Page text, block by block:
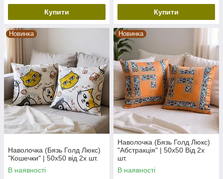
Купити Купити
Новинка
Наволочка (Бязь Голд Люкс)
"Кошечки" | 50х50 від 2х шт.
В наявності
Новинка
Наволочка (Бязь Голд Люкс)
"Абстракція" | 50х50 Від 2х
шт.
В наявності